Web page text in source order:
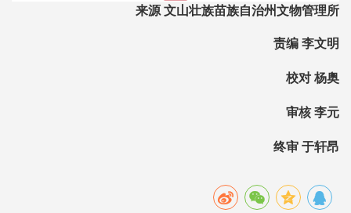
来源 文山壮族苗族自治州文物管理所
责编 李文明
校对 杨奥
审核 李元
终审 于轩昂